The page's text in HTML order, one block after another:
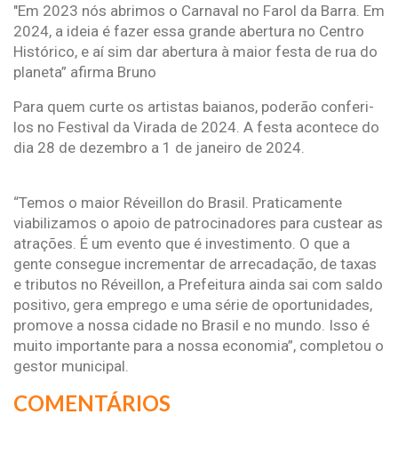
"Em 2023 nós abrimos o Carnaval no Farol da Barra. Em
2024, a ideia é fazer essa grande abertura no Centro
Histórico, e aí sim dar abertura à maior festa de rua do
planeta” afirma Bruno
Para quem curte os artistas baianos, poderão conferi-
los no Festival da Virada de 2024. A festa acontece do
dia 28 de dezembro a 1 de janeiro de 2024.
“Temos o maior Réveillon do Brasil. Praticamente
viabilizamos o apoio de patrocinadores para custear as
atrações. É um evento que é investimento. O que a
gente consegue incrementar de arrecadação, de taxas
e tributos no Réveillon, a Prefeitura ainda sai com saldo
positivo, gera emprego e uma série de oportunidades,
promove a nossa cidade no Brasil e no mundo. Isso é
muito importante para a nossa economia”, completou o
gestor municipal.
COMENTÁRIOS